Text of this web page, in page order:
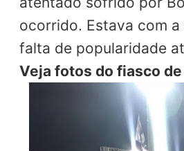
ocorrido. Estava com
falta de popularidade
Veja fotos do fiasco